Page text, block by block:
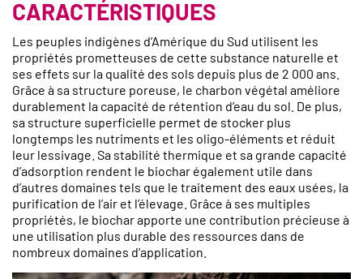
CARACTÉRISTIQUES
Les peuples indigènes d’Amérique du Sud utilisent les
propriétés prometteuses de cette substance naturelle et
ses effets sur la qualité des sols depuis plus de 2 000 ans.
Grâce à sa structure poreuse, le charbon végétal améliore
durablement la capacité de rétention d’eau du sol. De plus,
sa structure superficielle permet de stocker plus
longtemps les nutriments et les oligo-éléments et réduit
leur lessivage. Sa stabilité thermique et sa grande capacité
d’adsorption rendent le biochar également utile dans
d’autres domaines tels que le traitement des eaux usées, la
purification de l’air et l’élevage. Grâce à ses multiples
propriétés, le biochar apporte une contribution précieuse à
une utilisation plus durable des ressources dans de
nombreux domaines d’application.